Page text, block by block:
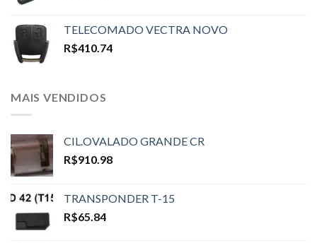
TELECOMADO VECTRA NOVO
R$410.74
MAIS VENDIDOS
CIL.OVALADO GRANDE CR
R$910.98
TRANSPONDER T-15
R$65.84